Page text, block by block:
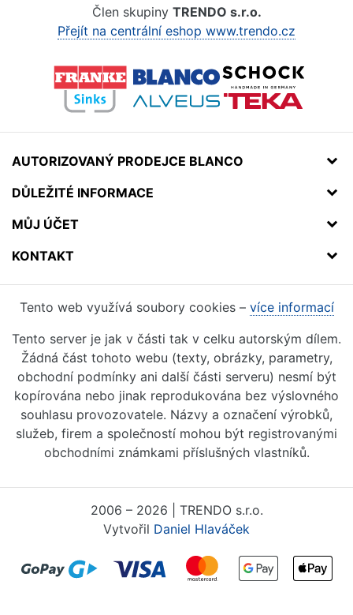
Člen skupiny TRENDO s.r.o.
Přejít na centrální eshop www.trendo.cz
AUTORIZOVANÝ PRODEJCE BLANCO
DŮLEŽITÉ INFORMACE
MŮJ ÚČET
KONTAKT
Tento web využívá soubory cookies – více informací
Tento server je jak v části tak v celku autorským dílem.
Žádná část tohoto webu (texty, obrázky, parametry,
obchodní podmínky ani další části serveru) nesmí být
kopírována nebo jinak reprodukována bez výslovného
souhlasu provozovatele. Názvy a označení výrobků,
služeb, firem a společností mohou být registrovanými
obchodními známkami příslušných vlastníků.
2006 – 2026 | TRENDO s.r.o.
Vytvořil Daniel Hlaváček